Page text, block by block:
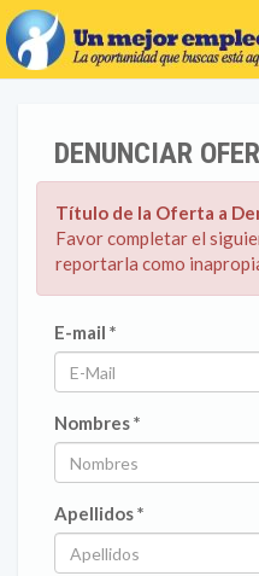
DENUNCIAR
Título de la Oferta a
Favor completar el
reportarla como
E-mail *
Nombres *
Apellidos *